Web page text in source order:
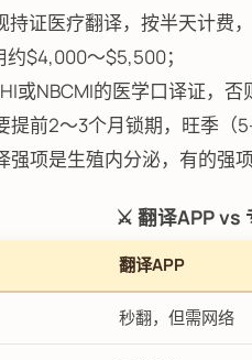
持证医疗翻译，按半天计费
$4,000～$5,500；
或NBCMI的医学口译证，否
提前2～3个月锁期，旺季（
强项是生殖内分泌，有的强
⚔️ 翻译APP vs
翻译APP
秒翻，但需网络